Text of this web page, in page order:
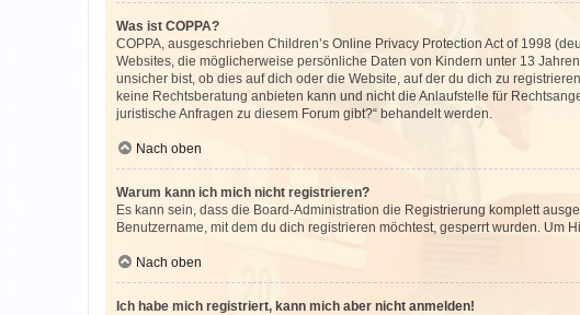
Was ist COPPA?
COPPA, ausgeschrieben Children’s Online Privacy Protection Act of 1998
Websites, die möglicherweise persönliche Daten von Kindern unter 13
unsicher bist, ob dies auf dich oder die Website, auf der du dich zu
keine Rechtsberatung anbieten kann und nicht die Anlaufstelle für
juristische Anfragen zu diesem Forum gibt?“ behandelt werden.
Nach oben
Warum kann ich mich nicht registrieren?
Es kann sein, dass die Board-Administration die Registrierung komplett
Benutzername, mit dem du dich registrieren möchtest, gesperrt wurden. Um
Nach oben
Ich habe mich registriert, kann mich aber nicht anmelden!